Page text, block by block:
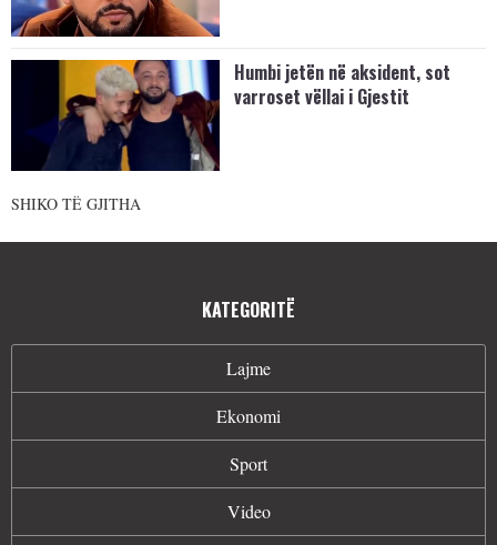
Humbi jetën në aksident, sot
varroset vëllai i Gjestit
SHIKO TË GJITHA
KATEGORITË
Lajme
Ekonomi
Sport
Video